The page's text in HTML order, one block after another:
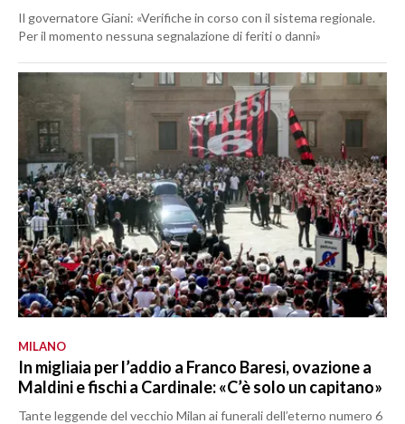
Il governatore Giani: «Verifiche in corso con il sistema regionale.
Per il momento nessuna segnalazione di feriti o danni»
MILANO
In migliaia per l’addio a Franco Baresi, ovazione a
Maldini e fischi a Cardinale: «C’è solo un capitano»
Tante leggende del vecchio Milan ai funerali dell’eterno numero 6